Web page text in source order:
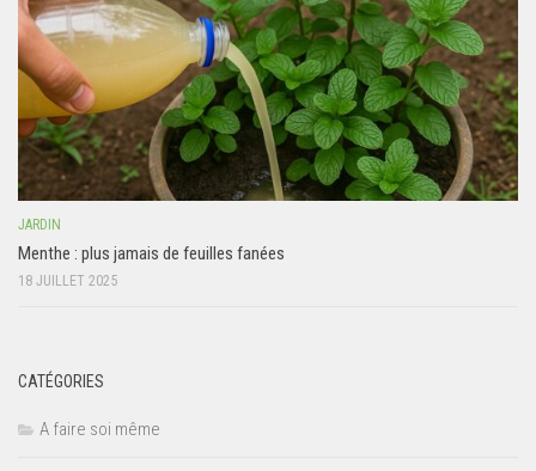
JARDIN
Menthe : plus jamais de feuilles fanées
18 JUILLET 2025
CATÉGORIES
A faire soi même